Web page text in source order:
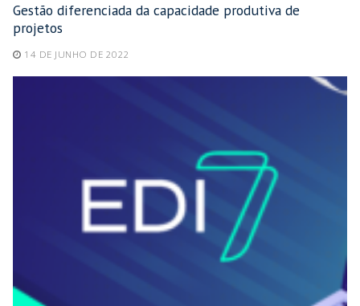
Gestão diferenciada da capacidade produtiva de
projetos
14 DE JUNHO DE 2022